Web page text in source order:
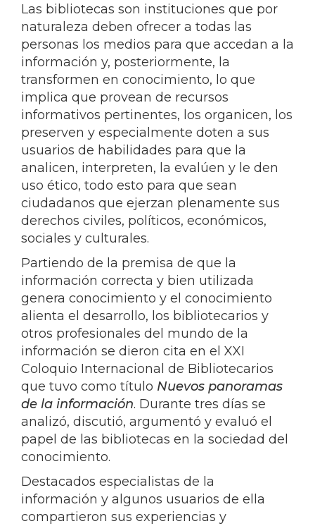
Las bibliotecas son instituciones que por
naturaleza deben ofrecer a todas las
personas los medios para que accedan a la
información y, posteriormente, la
transformen en conocimiento, lo que
implica que provean de recursos
informativos pertinentes, los organicen, los
preserven y especialmente doten a sus
usuarios de habilidades para que la
analicen, interpreten, la evalúen y le den
uso ético, todo esto para que sean
ciudadanos que ejerzan plenamente sus
derechos civiles, políticos, económicos,
sociales y culturales.
Partiendo de la premisa de que la
información correcta y bien utilizada
genera conocimiento y el conocimiento
alienta el desarrollo, los bibliotecarios y
otros profesionales del mundo de la
información se dieron cita en el XXI
Coloquio Internacional de Bibliotecarios
que tuvo como título Nuevos panoramas
de la información. Durante tres días se
analizó, discutió, argumentó y evaluó el
papel de las bibliotecas en la sociedad del
conocimiento.
Destacados especialistas de la
información y algunos usuarios de ella
compartieron sus experiencias y